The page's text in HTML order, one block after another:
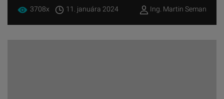
3708x 11. januára 2024 Ing. Martin Seman